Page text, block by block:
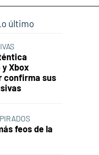
último
y Xbox
confirma sus
feos de la